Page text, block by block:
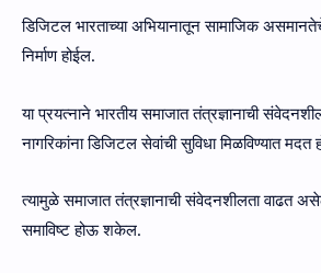
डिजिटल भारताच्या अभियानातून सामाजिक
निर्माण होईल.
या प्रयत्नाने भारतीय समाजात तंत्रज्ञानाची
नागरिकांना डिजिटल सेवांची सुविधा मिळविण्यात मदत
त्यामुळे समाजात तंत्रज्ञानाची संवेदनशीलता वाढत
समाविष्ट होऊ शकेल.